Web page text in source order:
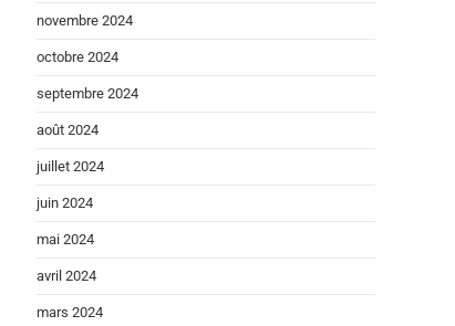
novembre 2024
octobre 2024
septembre 2024
août 2024
juillet 2024
juin 2024
mai 2024
avril 2024
mars 2024